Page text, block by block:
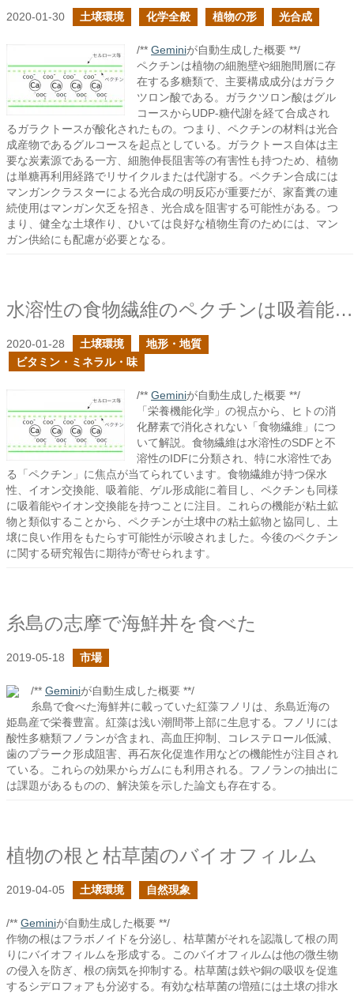
2020-01-30 土壌環境 化学全般 植物の形 光合成
/** Geminiが自動生成した概要 **/
ペクチンは植物の細胞壁や細胞間層に存
在する多糖類で、主要構成成分はガラク
ツロン酸である。ガラクツロン酸はグル
コースからUDP-糖代謝を経て合成され
るガラクトースが酸化されたもの。つまり、ペクチンの材料は光合
成産物であるグルコースを起点としている。ガラクトース自体は主
要な炭素源である一方、細胞伸長阻害等の有害性も持つため、植物
は単糖再利用経路でリサイクルまたは代謝する。ペクチン合成には
マンガンクラスターによる光合成の明反応が重要だが、家畜糞の連
続使用はマンガン欠乏を招き、光合成を阻害する可能性がある。つ
まり、健全な土壌作り、ひいては良好な植物生育のためには、マン
ガン供給にも配慮が必要となる。
水溶性の食物繊維のペクチンは吸着能を持つ
2020-01-28 土壌環境
地形・地質
ビタミン・ミネラル・味
/** Geminiが自動生成した概要 **/
「栄養機能化学」の視点から、ヒトの消
化酵素で消化されない「食物繊維」につ
いて解説。食物繊維は水溶性のSDFと不
溶性のIDFに分類され、特に水溶性であ
る「ペクチン」に焦点が当てられています。食物繊維が持つ保水
性、イオン交換能、吸着能、ゲル形成能に着目し、ペクチンも同様
に吸着能やイオン交換能を持つことに注目。これらの機能が粘土鉱
物と類似することから、ペクチンが土壌中の粘土鉱物と協同し、土
壌に良い作用をもたらす可能性が示唆されました。今後のペクチン
に関する研究報告に期待が寄せられます。
糸島の志摩で海鮮丼を食べた
2019-05-18 市場
/** Geminiが自動生成した概要 **/
糸島で食べた海鮮丼に載っていた紅藻フノリは、糸島近海の
姫島産で栄養豊富。紅藻は浅い潮間帯上部に生息する。フノリには
酸性多糖類フノランが含まれ、高血圧抑制、コレステロール低減、
歯のプラーク形成阻害、再石灰化促進作用などの機能性が注目され
ている。これらの効果からガムにも利用される。フノランの抽出に
は課題があるものの、解決策を示した論文も存在する。
植物の根と枯草菌のバイオフィルム
2019-04-05 土壌環境 自然現象
/** Geminiが自動生成した概要 **/
作物の根はフラボノイドを分泌し、枯草菌がそれを認識して根の周
りにバイオフィルムを形成する。このバイオフィルムは他の微生物
の侵入を防ぎ、根の病気を抑制する。枯草菌は鉄や銅の吸収を促進
するシデロフォアも分泌する。有効な枯草菌の増殖には土壌の排水